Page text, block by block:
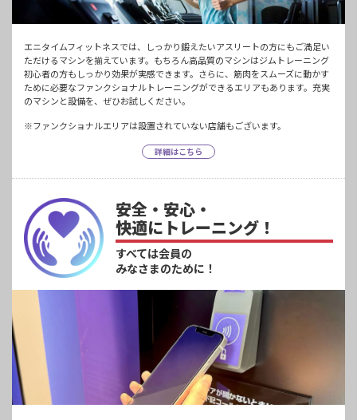
エニタイムフィットネスでは、しっかり鍛えたいアスリートの方にもご満足い
ただけるマシンを揃えています。もちろん高品質のマシンはジムトレーニング
初心者の方もしっかり効果が実感できます。さらに、筋肉をスムーズに動かす
ために必要なファンクショナルトレーニングができるエリアもあります。充実
のマシンと設備を、ぜひお試しください。
※ファンクショナルエリアは設置されていない店舗もございます。
詳細はこちら
安全・安心・
快適にトレーニング！
すべては会員の
みなさまのために！